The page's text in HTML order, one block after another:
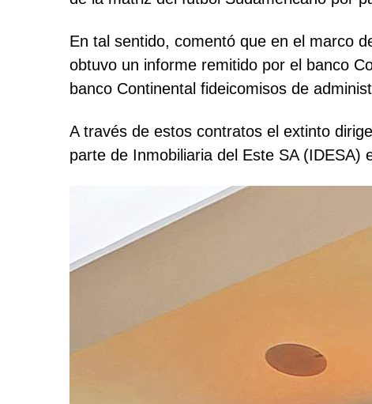
En tal sentido, comentó que en el marco
obtuvo un informe remitido por el banco
banco Continental fideicomisos de
A través de estos contratos el extinto
parte de Inmobiliaria del Este SA (IDESA)